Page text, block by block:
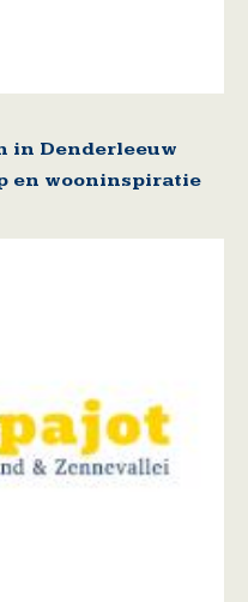
in Denderleeuw
en wooninspiratie